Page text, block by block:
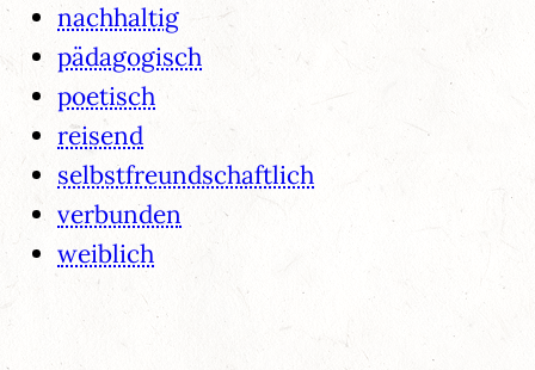
nachhaltig
pädagogisch
poetisch
reisend
selbstfreundschaftlich
verbunden
weiblich